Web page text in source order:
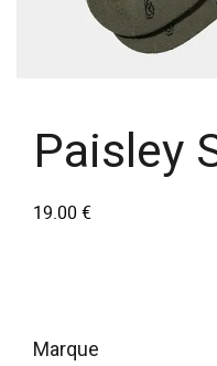
Paisley
19.00 €
marque